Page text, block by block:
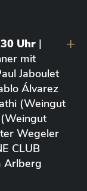
Uhr |
mit
Jaboulet
Álvarez
(Weingut
Wegeler
CLUB
Arlberg